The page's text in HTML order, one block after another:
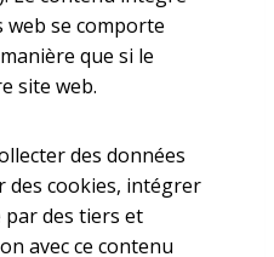
web se comporte
que si le
site web.
des données
des cookies, intégrer
des tiers et
avec ce contenu